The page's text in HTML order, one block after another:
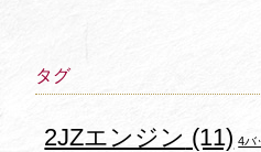
タグ
2JZエンジン (11) 4バ